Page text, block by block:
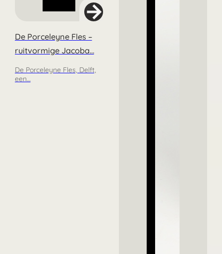
De Porceleyne Fles –
ruitvormige Jacoba…
De Porceleyne Fles, Delft,
een…